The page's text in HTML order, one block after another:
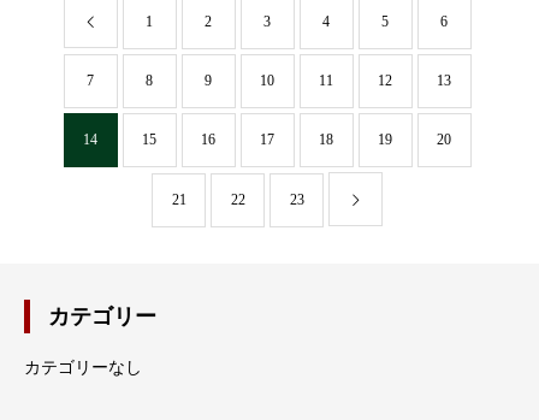
1 2 3 4 5 6
7 8 9 10 11 12 13
14 15 16 17 18 19 20
21 22 23
カテゴリー
カテゴリーなし